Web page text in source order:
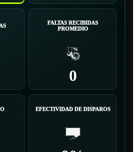
FALTAS RECIBIDAS
PROMEDIO
0
EFECTIVIDAD DE DISPAROS